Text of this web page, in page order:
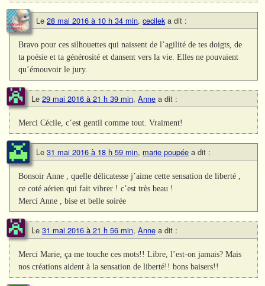
Le 28 mai 2016 à 10 h 34 min, cecilek a dit :
Bravo pour ces silhouettes qui naissent de l’agilité de tes doigts, de
ta poésie et ta générosité et dansent vers la vie. Elles ne pouvaient
qu’émouvoir le jury.
Le 29 mai 2016 à 21 h 39 min, Anne a dit :
Merci Cécile, c’est gentil comme tout. Vraiment!
Le 31 mai 2016 à 18 h 59 min, marie poupée a dit :
Bonsoir Anne , quelle délicatesse j’aime cette sensation de liberté ,
ce coté aérien qui fait vibrer ! c’est très beau !
Merci Anne , bise et belle soirée
Le 31 mai 2016 à 21 h 56 min, Anne a dit :
Merci Marie, ça me touche ces mots!! Libre, l’est-on jamais? Mais
nos créations aident à la sensation de liberté!! bons baisers!!